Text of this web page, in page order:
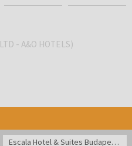
- A&O HOTELS)
Escala Hotel & Suites Budapest - Porodični odmor